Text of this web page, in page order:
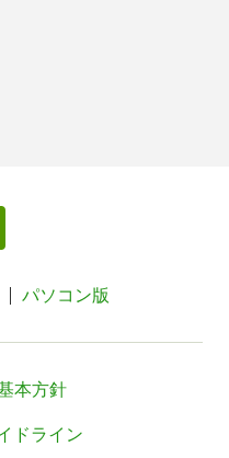
パソコン版
本方針
ドライン